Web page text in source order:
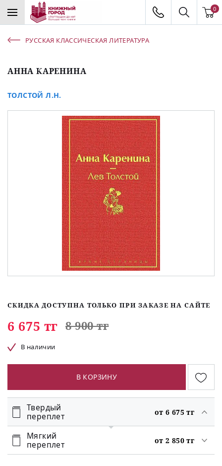
0
РУССКАЯ КЛАССИЧЕСКАЯ ЛИТЕРАТУРА
АННА КАРЕНИНА
ТОЛСТОЙ Л.Н.
СКИДКА ДОСТУПНА ТОЛЬКО ПРИ ЗАКАЗЕ НА САЙТЕ
6 675 тг 8 900 тг
В наличии
В КОРЗИНУ
Твердый
переплет
от 6 675 тг
Мягкий
переплет
от 2 850 тг